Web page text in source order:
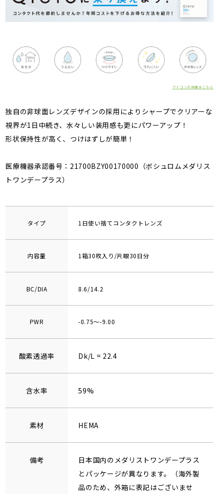
アイコンの詳細はこちら
独自の非球面レンズデザインの採用によりシャープでクリアーな
視界が1日中続き、水々しい装用感も更にパワーアップ！
形状保持性が高く、つけはずしが簡単！
医療機器承認番号：21700BZY00170000（ボシュロムメダリス
トワンデープラス）
タイプ 1日使い捨てコンタクトレンズ
内容量 1箱30枚入り/片眼30日分
BC/DIA 8.6/14.2
PWR -0.75～-9.00
酸素透過率 Dk/L = 22.4
含水率 59%
素材 HEMA
備考
日本国内のメダリストワンデープラス
とパッケージが異なります。（海外製
品のため、外箱に表記はございませ